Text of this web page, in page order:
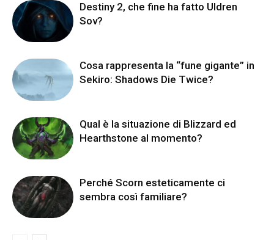
Destiny 2, che fine ha fatto Uldren
Sov?
Cosa rappresenta la “fune gigante” in
Sekiro: Shadows Die Twice?
Qual è la situazione di Blizzard ed
Hearthstone al momento?
Perché Scorn esteticamente ci
sembra così familiare?